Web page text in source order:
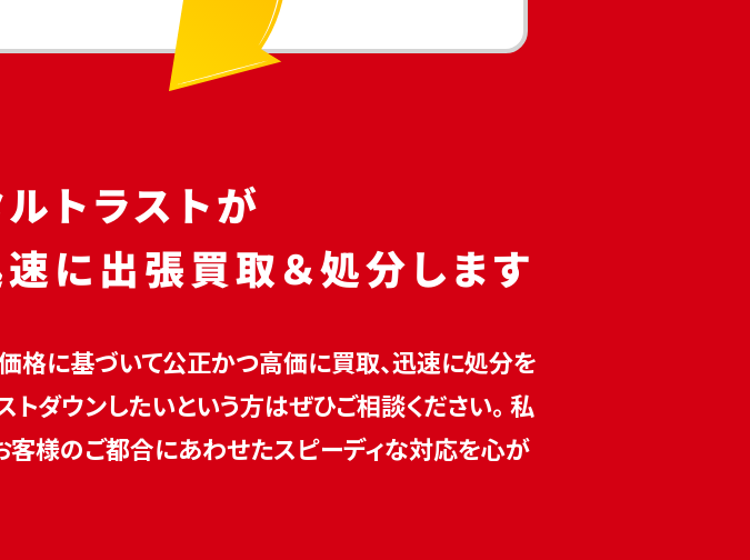
トラストが
に出張買取＆処分します
格に基づいて公正かつ高価に買取、迅速に処分を
ダウンしたいという方はぜひご相談ください。 私
客様のご都合にあわせたスピーディな対応を心が